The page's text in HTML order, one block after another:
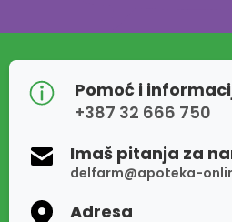
Pomoć i
+387 32 666 750
Imaš pitanja za
delfarm@apoteka-
Adresa